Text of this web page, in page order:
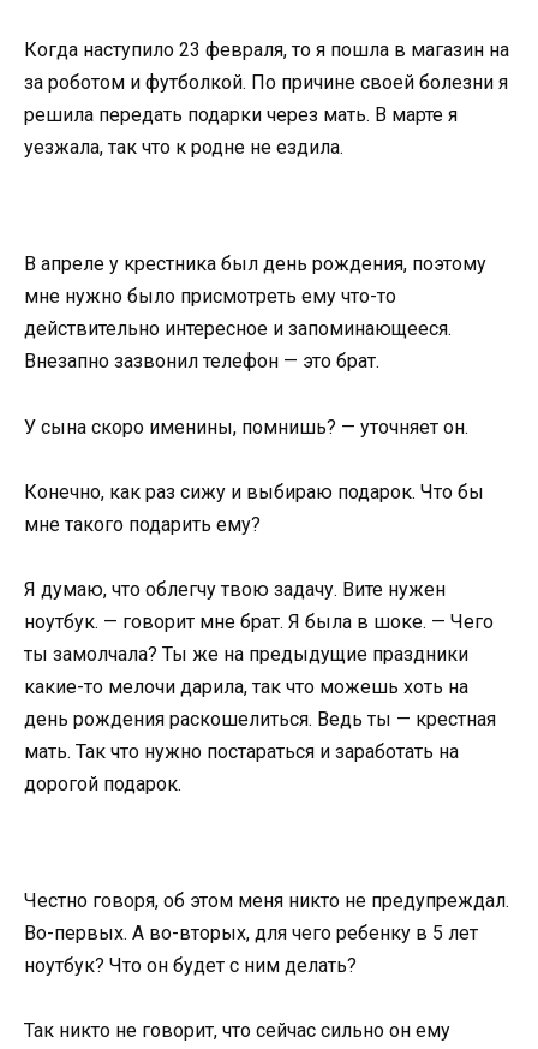
Когда наступило 23 февраля, то я пошла в магазин на
за роботом и футболкой. По причине своей болезни я
решила передать подарки через мать. В марте я
уезжала, так что к родне не ездила.
В апреле у крестника был день рождения, поэтому
мне нужно было присмотреть ему что-то
действительно интересное и запоминающееся.
Внезапно зазвонил телефон — это брат.
У сына скоро именины, помнишь? — уточняет он.
Конечно, как раз сижу и выбираю подарок. Что бы
мне такого подарить ему?
Я думаю, что облегчу твою задачу. Вите нужен
ноутбук. — говорит мне брат. Я была в шоке. — Чего
ты замолчала? Ты же на предыдущие праздники
какие-то мелочи дарила, так что можешь хоть на
день рождения раскошелиться. Ведь ты — крестная
мать. Так что нужно постараться и заработать на
дорогой подарок.
Честно говоря, об этом меня никто не предупреждал.
Во-первых. А во-вторых, для чего ребенку в 5 лет
ноутбук? Что он будет с ним делать?
Так никто не говорит, что сейчас сильно он ему